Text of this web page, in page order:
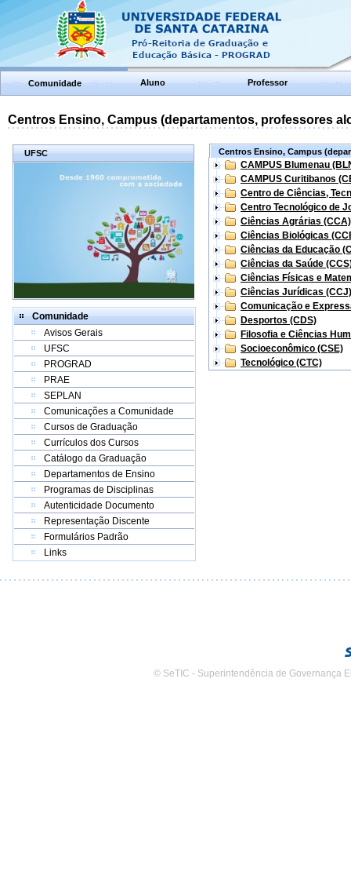
Comunidade Aluno Professor
Centros Ensino, Campus (departamentos, professores
UFSC
Comunidade
Avisos Gerais
UFSC
PROGRAD
PRAE
SEPLAN
Comunicações a Comunidade
Cursos de Graduação
Currículos dos Cursos
Catálogo da Graduação
Departamentos de Ensino
Programas de Disciplinas
Autenticidade Documento
Representação Discente
Formulários Padrão
Links
Centros Ensino, Campus
CAMPUS Blumenau
CAMPUS Curitibanos
Centro de Ciências,
Centro Tecnológico de
Ciências Agrárias (CCA)
Ciências Biológicas
Ciências da Educação
Ciências da Saúde
Ciências Físicas e
Ciências Jurídicas (CCJ)
Comunicação e
Desportos (CDS)
Filosofia e Ciências
Socioeconômico (CSE)
Tecnológico (CTC)
© SeTIC - Superintendência de Governança